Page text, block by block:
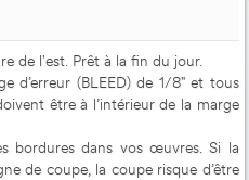
de l'est. Prêt à la fin du jour.
d’erreur (BLEED) de 1/8" et tous
être à l’intérieur de la marge
bordures dans vos œuvres. Si la
de coupe, la coupe risque d’être